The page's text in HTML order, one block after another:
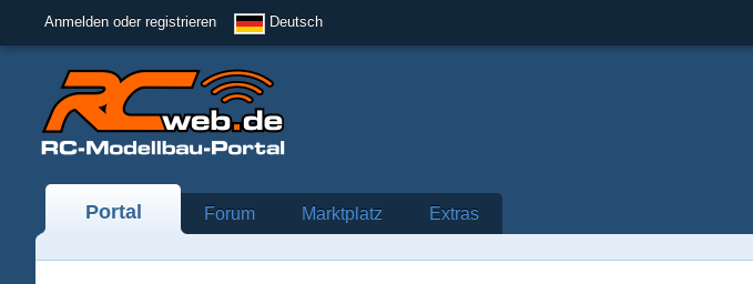
Anmelden oder registrieren Deutsch
Portal Forum Marktplatz Extras